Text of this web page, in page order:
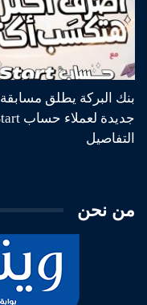
بنك البركة يطلق مسابقة
التفاصيل
من نحن